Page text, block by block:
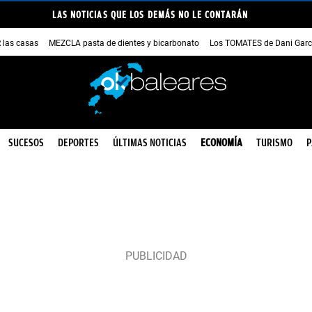
LAS NOTICIAS QUE LOS DEMÁS NO LE CONTARÁN
las casas MEZCLA pasta de dientes y bicarbonato Los TOMATES de Dani
SUCESOS DEPORTES ÚLTIMAS NOTICIAS ECONOMÍA TURISMO